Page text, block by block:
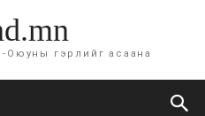
Оюуны гэрлийг асаана